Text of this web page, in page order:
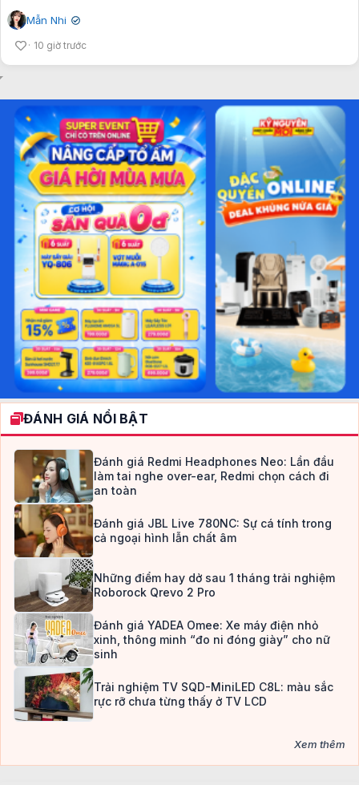
Mẫn Nhi ✔
10 giờ trước
ĐÁNH GIÁ NỔI BẬT
Đánh giá Redmi Headphones Neo: Lần đầu
làm tai nghe over-ear, Redmi chọn cách đi
an toàn
Đánh giá JBL Live 780NC: Sự cá tính trong
cả ngoại hình lẫn chất âm
Những điểm hay dở sau 1 tháng trải nghiệm
Roborock Qrevo 2 Pro
Đánh giá YADEA Omee: Xe máy điện nhỏ
xinh, thông minh “đo ni đóng giày” cho nữ
sinh
Trải nghiệm TV SQD-MiniLED C8L: màu sắc
rực rỡ chưa từng thấy ở TV LCD
Xem thêm